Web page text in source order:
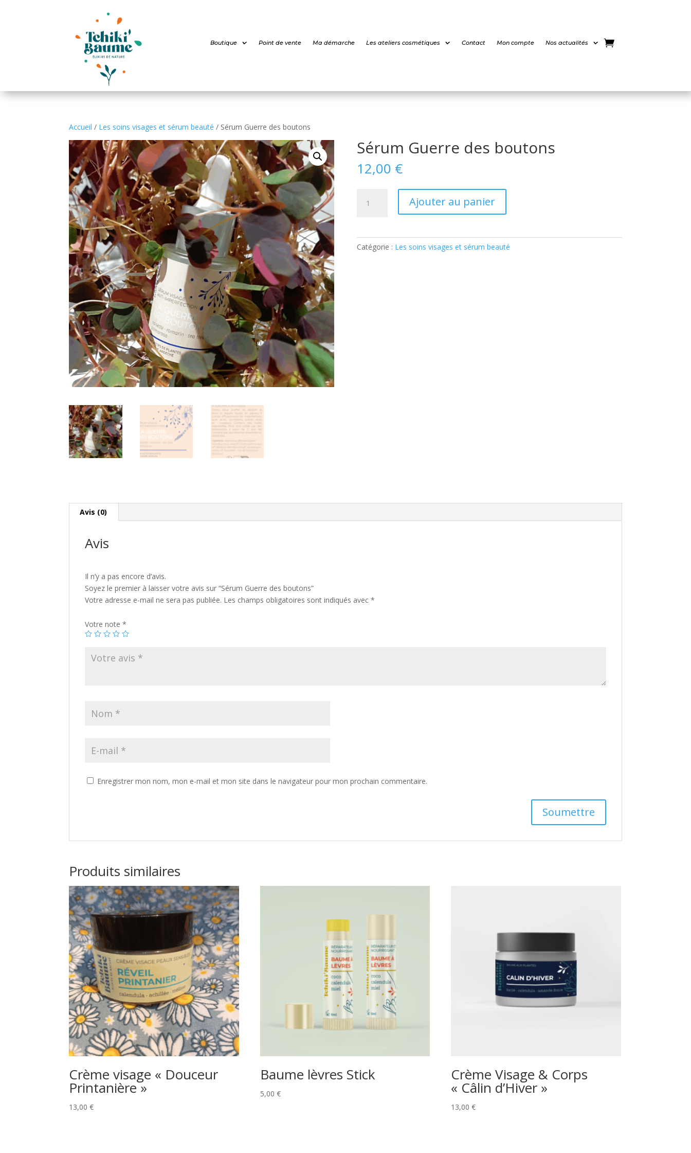
Boutique Point de vente Ma démarche Les ateliers cosmétiques Contact Mon compte Nos actualités
Accueil / Les soins visages et sérum beauté / Sérum Guerre des boutons
Sérum Guerre des boutons
12,00 €
boutons
Ajouter au panier
Catégorie : Les soins visages et sérum beauté
Avis (0)
Avis
Il n’y a pas encore d’avis.
Soyez le premier à laisser votre avis sur “Sérum Guerre des boutons”
Votre adresse e-mail ne sera pas publiée. Les champs obligatoires sont indiqués avec*
Votre note*
Enregistrer mon nom, mon e-mail et mon site dans le navigateur pour mon prochain commentaire.
Produits similaires
Crème visage « Douceur
Printanière »
13,00€
Baume lèvres Stick
5,00 €
Crème Visage & Corps
« Câlin d’Hiver »
13,00€